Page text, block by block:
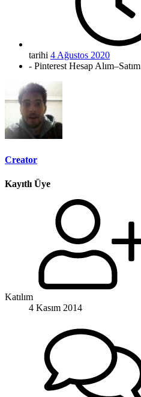
tarihi 4 Ağustos 2020
- Pinterest Hesap Alım–Satım
Creator
Kayıtlı Üye
Katılım
4 Kasım 2014